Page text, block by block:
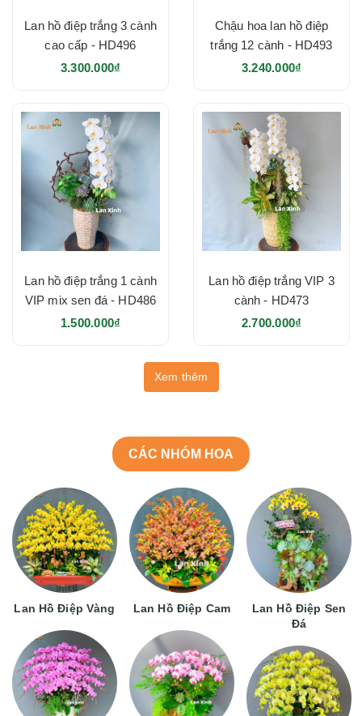
Lan hồ điệp trắng 3 cành
cao cấp - HD496
3.300.000₫
Chậu hoa lan hồ điệp
trắng 12 cành - HD493
3.240.000₫
Lan hồ điệp trắng 1 cành
VIP mix sen đá - HD486
1.500.000₫
Lan hồ điệp trắng VIP 3
cành - HD473
2.700.000₫
Xem thêm
CÁC NHÓM HOA
Lan Hồ Điệp Vàng Lan Hồ Điệp Cam
Lan Hồ Điệp Sen
Đá